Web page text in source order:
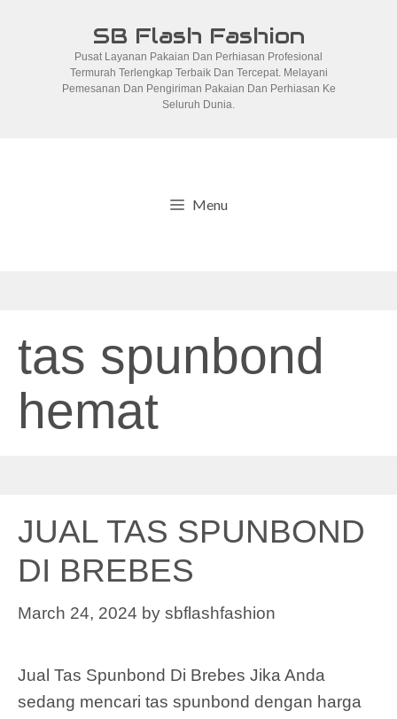
SB Flash Fashion
Pusat Layanan Pakaian Dan Perhiasan Profesional
Termurah Terlengkap Terbaik Dan Tercepat. Melayani
Pemesanan Dan Pengiriman Pakaian Dan Perhiasan Ke
Seluruh Dunia.
Menu
tas spunbond
hemat
JUAL TAS SPUNBOND
DI BREBES
March 24, 2024 by sbflashfashion
Jual Tas Spunbond Di Brebes Jika Anda
sedang mencari tas spunbond dengan harga